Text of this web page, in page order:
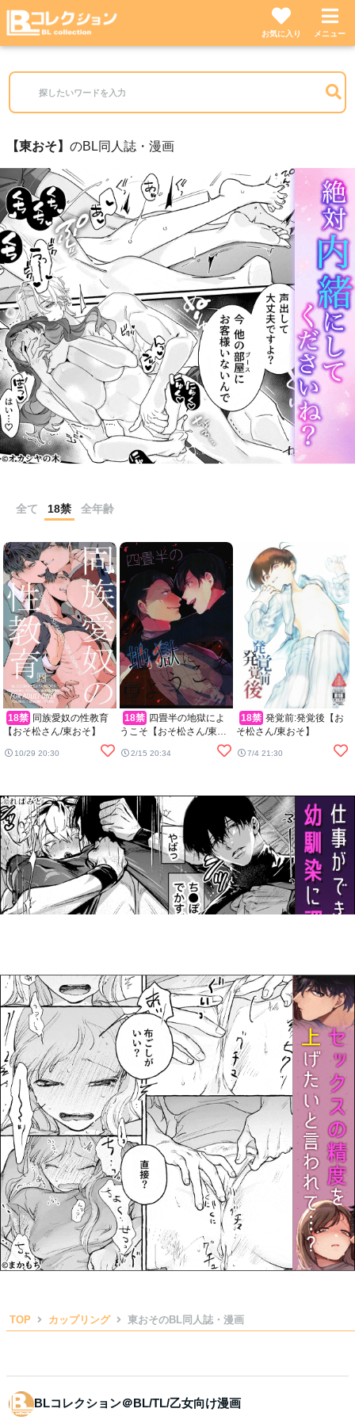
お気に入り メニュー
東おそ のBL同人誌・漫画
全て 18禁 全年齢
18禁
【おそ松さん/東おそ】
10/29 20:30
18禁
うこそ【おそ松さん/東お
2/15 20:34
18禁
そ松さん/東おそ】
7/4 21:30
TOP カップリング 東おそのBL同人誌・漫画
BLコレクション＠BL/TL/乙女向け漫画